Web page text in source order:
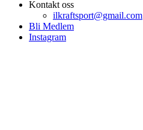
Kontakt oss
ilkraftsport@gmail.com
Bli Medlem
Instagram